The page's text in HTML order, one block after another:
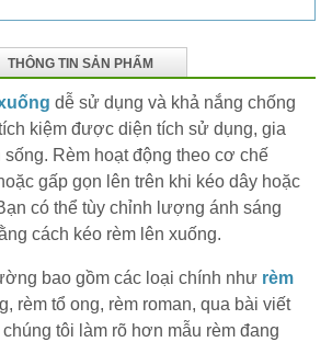
THÔNG TIN SẢN PHẨM
dễ sử dụng và khả nắng chống
kiệm được diện tích sử dụng, gia
sống. Rèm hoạt động theo cơ chế
gấp gọn lên trên khi kéo dây hoặc
có thể tùy chỉnh lượng ánh sáng
cách kéo rèm lên xuống.
bao gồm các loại chính như rèm
rèm tổ ong, rèm roman, qua bài viết
tôi làm rõ hơn mẫu rèm đang